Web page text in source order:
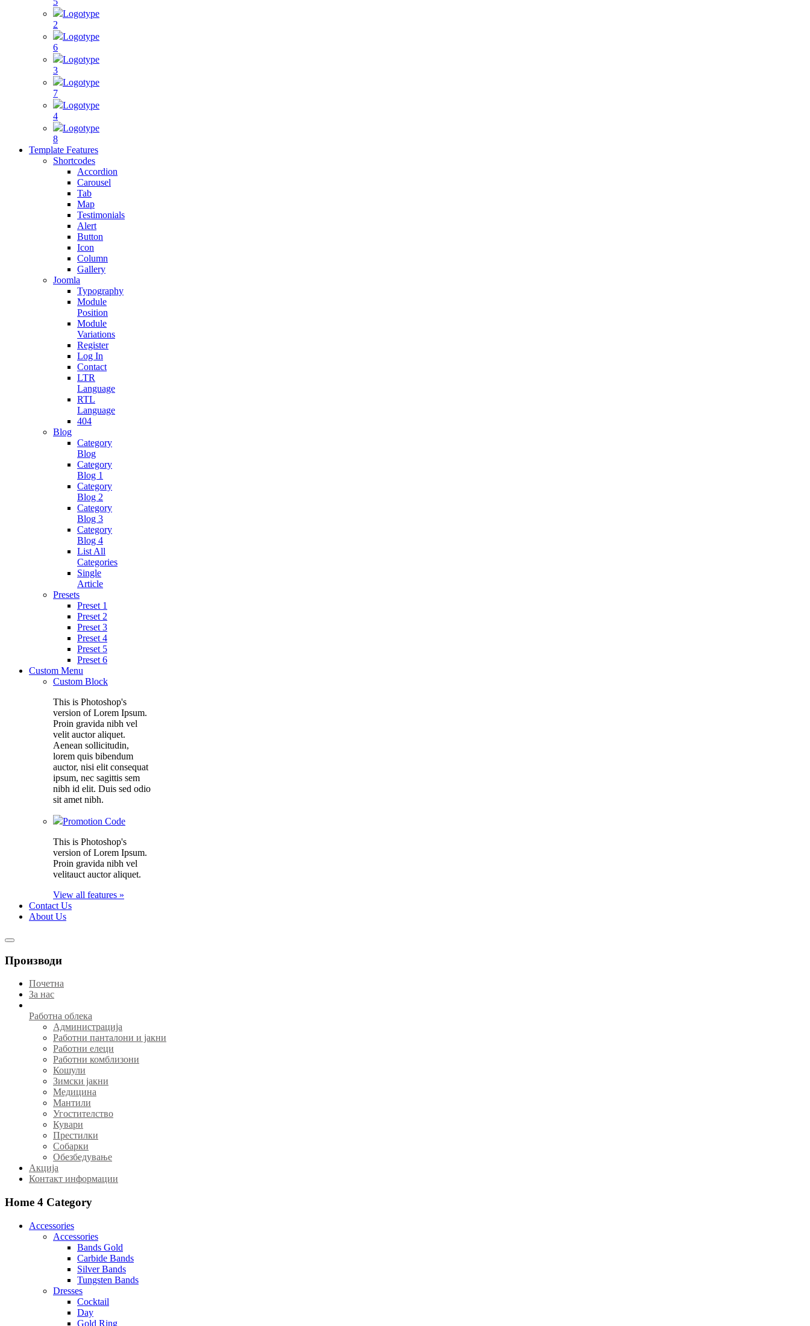
Logotype
2
Logotype
6
Logotype
3
Logotype
7
Logotype
4
Logotype
8
Template Features
Shortcodes
Accordion
Carousel
Tab
Map
Testimonials
Alert
Button
Icon
Column
Gallery
Joomla
Typography
Module
Position
Module
Variations
Register
Log In
Contact
LTR
Language
RTL
Language
404
Blog
Category
Blog
Category
Blog 1
Category
Blog 2
Category
Blog 3
Category
Blog 4
List All
Categories
Single
Article
Presets
Preset 1
Preset 2
Preset 3
Preset 4
Preset 5
Preset 6
Custom Menu
Custom Block
This is Photoshop's
version of Lorem Ipsum.
Proin gravida nibh vel
velit auctor aliquet.
Aenean sollicitudin,
lorem quis bibendum
auctor, nisi elit consequat
ipsum, nec sagittis sem
nibh id elit. Duis sed odio
sit amet nibh.
Promotion Code
This is Photoshop's
version of Lorem Ipsum.
Proin gravida nibh vel
velitauct auctor aliquet.
View all features »
Contact Us
About Us
Производи
Почетна
За нас
Работна облека
Администрација
Работни панталони и јакни
Работни елеци
Работни комблизони
Кошули
Зимски јакни
Медицина
Мантили
Угостителство
Кувари
Престилки
Собарки
Обезбедување
Акција
Контакт информации
Home 4 Category
Accessories
Accessories
Bands Gold
Carbide Bands
Silver Bands
Tungsten Bands
Dresses
Cocktail
Day
Gold Ring